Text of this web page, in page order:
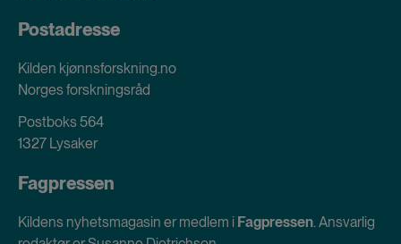
Postadresse
Kilden kjønnsforskning.no
Norges forskningsråd
Postboks 564
1327 Lysaker
Fagpressen
Kildens nyhetsmagasin er medlem i Fagpressen. Ansvarlig